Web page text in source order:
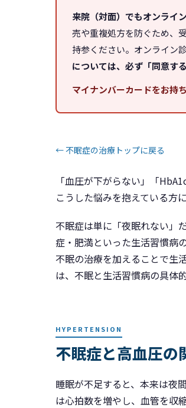
来院（対面）でもオンライ
売や重複処方を防ぐため、
持参ください。オンライン
については、必ず「同意す
マイナンバーカードをお持
← 不眠症の治療トップに戻る
「血圧が下がらない」「
こうした悩みを抱えている方
不眠症は単に「夜眠れない」
症・肥満といった生活習慣病
不眠の治療を加えることで生
は、不眠と生活習慣病の具体
HYPERTENSION
不眠症と高血圧の
睡眠が不足すると、本来は夜
は心拍数を増やし、血管を収